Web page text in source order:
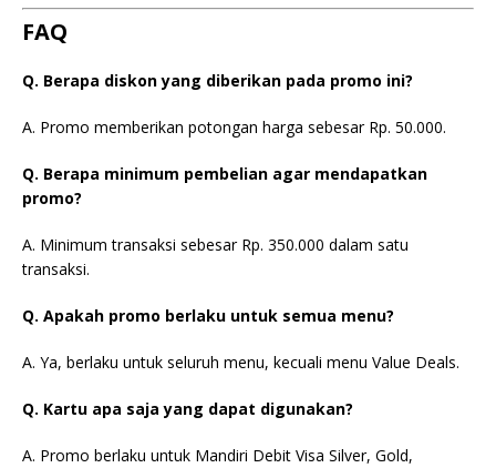
FAQ
Q. Berapa diskon yang diberikan pada promo ini?
A. Promo memberikan potongan harga sebesar Rp. 50.000.
Q. Berapa minimum pembelian agar mendapatkan
promo?
A. Minimum transaksi sebesar Rp. 350.000 dalam satu
transaksi.
Q. Apakah promo berlaku untuk semua menu?
A. Ya, berlaku untuk seluruh menu, kecuali menu Value Deals.
Q. Kartu apa saja yang dapat digunakan?
A. Promo berlaku untuk Mandiri Debit Visa Silver, Gold,